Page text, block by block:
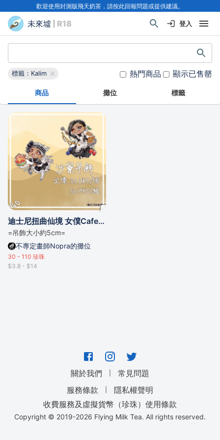
歡迎使用封測版飛天奶茶，請按此回報問題或提供建議。
未來墟 | R18 登入
標籤：Kalim 熱門商品 顯示已售罄
商品 攤位 標籤
迪士尼扭曲仙境 女僕Cafe系列 吊飾
=吊飾大小約5cm=
不專定畫師Nopra的攤位
30 - 110 珍珠
$3.8 - $14
關於我們 ｜
常見問題
服務條款
｜
隱私權聲明
收費服務及虛擬貨幣（珍珠）使用條款
Copyright © 2019-2026 Flying Milk Tea. All rights reserved.